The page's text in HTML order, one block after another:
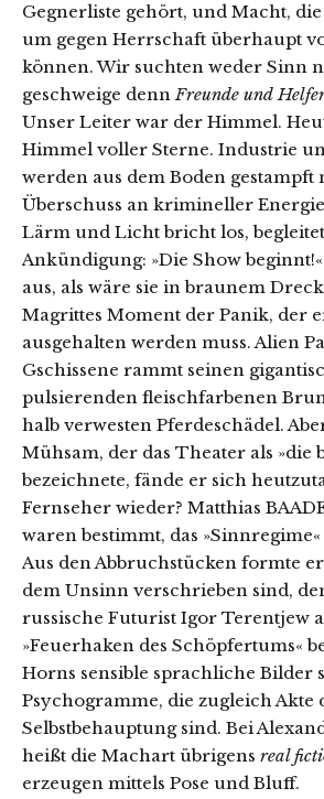
Gegnerliste gehört, und Macht,
um gegen Herrschaft überhaupt
können. Wir suchten weder Sinn
geschweige dennFreunde und
Unser Leiter war der Himmel.
Himmel voller Sterne. Industrie
werden aus dem Boden gestampft
Überschuss an krimineller
Lärm und Licht bricht los,
Ankündigung: »Die Show
aus, als wäre sie in braunem
Magrittes Moment der Panik, der
ausgehalten werden muss. Alien
Gschissene rammt seinen
pulsierenden fleischfarbenen
halb verwesten Pferdeschädel.
Mühsam, der das Theater als »die
bezeichnete, fände er sich
Fernseher wieder? Matthias
waren bestimmt, das
Aus den Abbruchstücken formte
dem Unsinn verschrieben sind,
russische Futurist Igor Terentjew
»Feuerhaken des Schöpfertums«
Horns sensible sprachliche Bilder
Psychogramme, die zugleich Akte
Selbstbehauptung sind. Bei
heißt die Machart übrigens real
erzeugen mittels Pose und Bluff.